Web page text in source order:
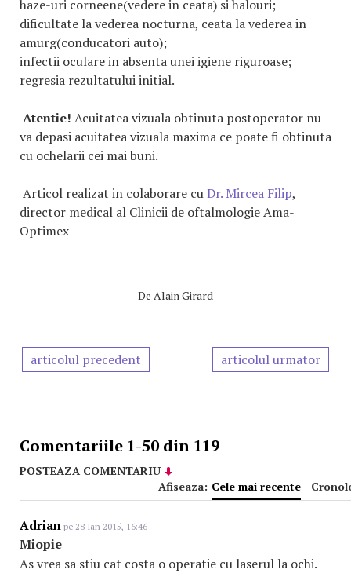
haze-uri corneene(vedere in ceata) si halouri;
dificultate la vederea nocturna, ceata la vederea in
amurg(conducatori auto);
infectii oculare in absenta unei igiene riguroase;
regresia rezultatului initial.
Atentie! Acuitatea vizuala obtinuta postoperator nu
va depasi acuitatea vizuala maxima ce poate fi obtinuta
cu ochelarii cei mai buni.
Articol realizat in colaborare cuDr. Mircea Filip,
director medical al Clinicii de oftalmologie Ama-
Optimex
De Alain Girard
articolul precedent articolul urmator
Comentariile 1-50 din 119
POSTEAZA COMENTARIU
Afiseaza: Cele mai recente |
Adrian pe 28 Ian 2015, 16:46
Miopie
As vrea sa stiu cat costa o operatie cu laserul la ochi.